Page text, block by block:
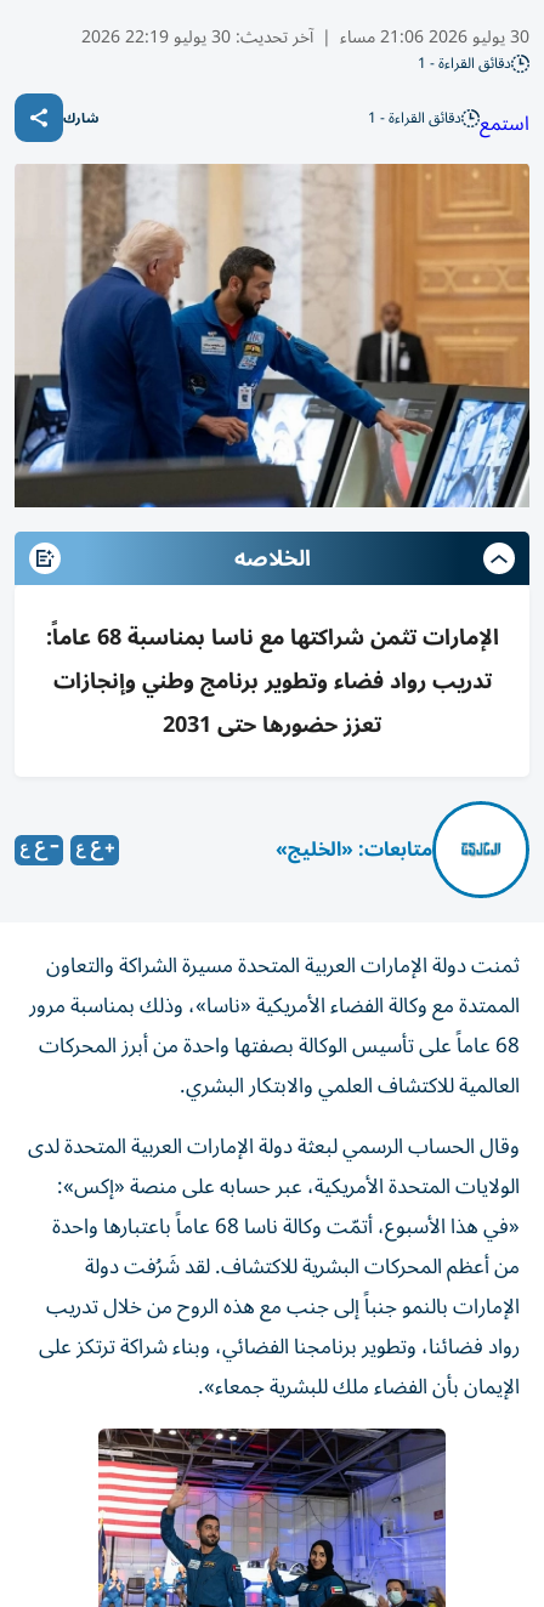
30 يوليو 2026 21:06 مساء | آخر تحديث:30 يوليو 22:19 2026
دقائق القراءة - 1
استمع دقائق القراءة - 1 شارك
الخلاصه
الإمارات تثمن شراكتها مع ناسا بمناسبة 68 عاماً:
تدريب رواد فضاء وتطوير برنامج وطني وإنجازات
تعزز حضورها حتى 2031
متابعات: «الخليج»
ثمنت دولة الإمارات العربية المتحدة مسيرة الشراكة والتعاون
الممتدة مع وكالة الفضاء الأمريكية «ناسا»، وذلك بمناسبة مرور
68 عاماً على تأسيس الوكالة بصفتها واحدة من أبرز المحركات
العالمية للاكتشاف العلمي والابتكار البشري.
وقال الحساب الرسمي لبعثة دولة الإمارات العربية المتحدة لدى
الولايات المتحدة الأمريكية، عبر حسابه على منصة «إكس»:
«في هذا الأسبوع، أتمّت وكالة ناسا 68 عاماً باعتبارها واحدة
من أعظم المحركات البشرية للاكتشاف. لقد شَرُفت دولة
الإمارات بالنمو جنباً إلى جنب مع هذه الروح من خلال تدريب
رواد فضائنا، وتطوير برنامجنا الفضائي، وبناء شراكة ترتكز على
الإيمان بأن الفضاء ملك للبشرية جمعاء».